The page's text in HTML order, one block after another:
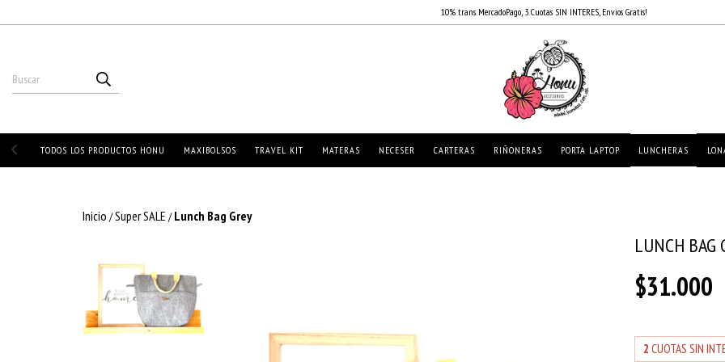
10% trans MercadoPago, 3 Cuotas SIN INTERES, Envios Gratis!
TODOS LOS PRODUCTOS HONU MAXIBOLSOS TRAVEL KIT MATERAS NECESER CARTERAS RIÑONERAS PORTA LAPTOP LUNCHERAS
Inicio /Super SALE / Lunch Bag Grey
LUNCH BAG
$31.000
2 CUOTAS SIN